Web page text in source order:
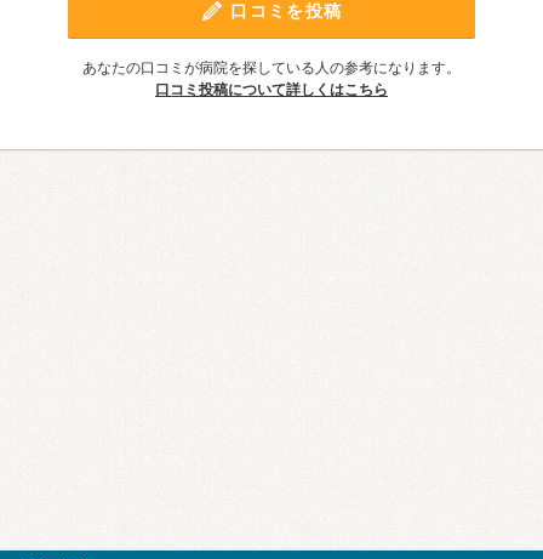
口コミを投稿
あなたの口コミが病院を探している人の参考になります。
口コミ投稿について詳しくはこちら